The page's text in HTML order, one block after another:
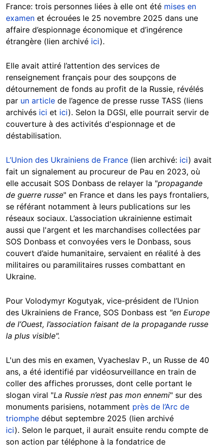
France: trois personnes liées à elle ont été mises en
examen et écrouées le 25 novembre 2025 dans une
affaire d’espionnage économique et d’ingérence
étrangère (lien archivé ici).
Elle avait attiré l’attention des services de
renseignement français pour des soupçons de
détournement de fonds au profit de la Russie, révélés
par un article de l’agence de presse russe TASS (liens
archivés ici et ici). Selon la DGSI, elle pourrait servir de
couverture à des activités d'espionnage et de
déstabilisation.
L’Union des Ukrainiens de France (lien archivé: ici) avait
fait un signalement au procureur de Pau en 2023, où
elle accusait SOS Donbass de relayer la "propagande
de guerre russe" en France et dans les pays frontaliers,
se référant notamment à leurs publications sur les
réseaux sociaux. L’association ukrainienne estimait
aussi que l'argent et les marchandises collectées par
SOS Donbass et convoyées vers le Donbass, sous
couvert d’aide humanitaire, servaient en réalité à des
militaires ou paramilitaires russes combattant en
Ukraine.
Pour Volodymyr Kogutyak, vice-président de l’Union
des Ukrainiens de France, SOS Donbass est "en Europe
de l’Ouest, l’association faisant de la propagande russe
la plus visible".
L'un des mis en examen, Vyacheslav P., un Russe de 40
ans, a été identifié par vidéosurveillance en train de
coller des affiches prorusses, dont celle portant le
slogan viral "La Russie n’est pas mon ennemi" sur des
monuments parisiens, notamment près de l’Arc de
triomphe début septembre 2025 (lien archivé
ici). Selon le parquet, il aurait ensuite rendu compte de
son action par téléphone à la fondatrice de